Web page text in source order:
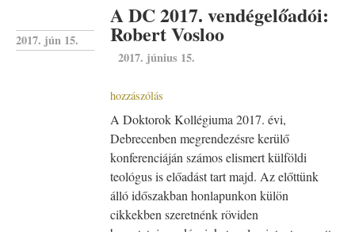
2017. jún 15.
A DC 2017. vendégelőadói:
Robert Vosloo
2017. június 15.
hozzászólás
A Doktorok Kollégiuma 2017. évi,
Debrecenben megrendezésre kerülő
konferenciáján számos elismert külföldi
teológus is előadást tart majd. Az előttünk
álló időszakban honlapunkon külön
cikkekben szeretnénk röviden